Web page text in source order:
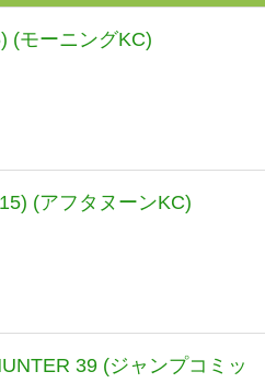
(モーニングKC)
(アフタヌーンKC)
39 (ジャンプコミッ